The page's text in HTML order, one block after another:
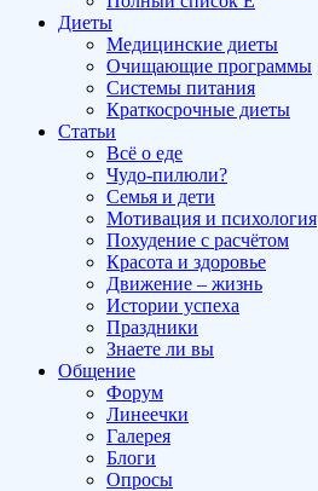
Диеты
Медицинские диеты
Очищающие программы
Системы питания
Краткосрочные диеты
Статьи
Всё о еде
Чудо-пилюли?
Семья и дети
Мотивация и психология
Похудение с расчётом
Красота и здоровье
Движение – жизнь
Истории успеха
Праздники
Знаете ли вы
Общение
Форум
Линеечки
Галерея
Блоги
Опросы